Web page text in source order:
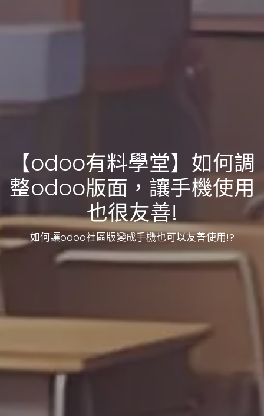
【odoo有料學堂】如何調
整odoo版面，讓手機使用
也很友善!
如何讓odoo社區版變成手機也可以友善使用!?